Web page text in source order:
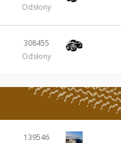
Odsłony
308455
Odsłony
139546